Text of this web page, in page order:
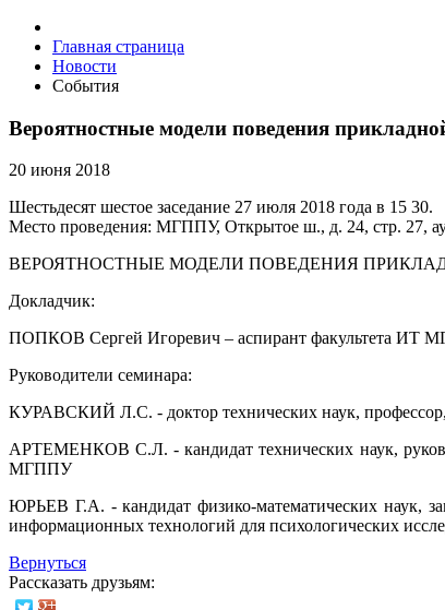
Главная страница
Новости
События
Вероятностные модели поведения
20 июня 2018
Шестьдесят шестое заседание 27 июля 2018 года в 15 30.
Место проведения: МГППУ, Открытое ш., д. 24, стр. 27,
ВЕРОЯТНОСТНЫЕ МОДЕЛИ ПОВЕДЕНИЯ
Докладчик:
ПОПКОВ Сергей Игоревич – аспирант факультета ИТ
Руководители семинара:
КУРАВСКИЙ Л.С. - доктор технических наук,
АРТЕМЕНКОВ С.Л. - кандидат технических наук,
МГППУ
ЮРЬЕВ Г.А. - кандидат физико-математических наук,
информационных технологий для психологических
Вернуться
Рассказать друзьям: